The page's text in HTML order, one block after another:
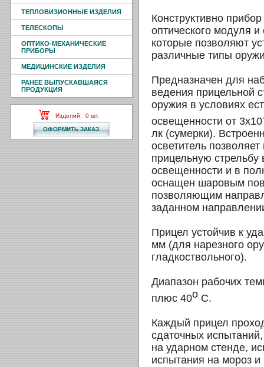
ТЕПЛОВИЗИОННЫЕ ИЗДЕЛИЯ
ТЕЛЕСКОПЫ
ОПТИКО-МЕХАНИЧЕСКИЕ
ПРИБОРЫ
МЕДИЦИНСКИЕ ИЗДЕЛИЯ
РАНЕЕ ВЫПУСКАВШАЯСЯ
ПРОДУКЦИЯ
Изделий:0 шт.
Конструктивно
оптического модуля
которые позволяют
различные типы
Предназначен для
ведения прицельной
оружия в условиях
освещенности от 3х10
лк (сумерки).
осветитель
прицельную
освещенности и в
оснащен шаровым
позволяющим
заданном
Прицел устойчив к
мм (для нарезного
гладкоствольного).
Диапазон рабочих
плюс 40o С.
Каждый прицел
сдаточных
на ударном стенде,
испытания на мороз и